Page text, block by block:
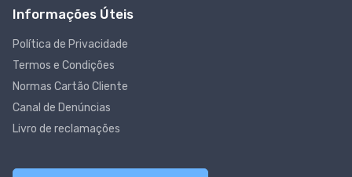
Informações Úteis
Política de Privacidade
Termos e Condições
Normas Cartão Cliente
Canal de Denúncias
Livro de reclamações